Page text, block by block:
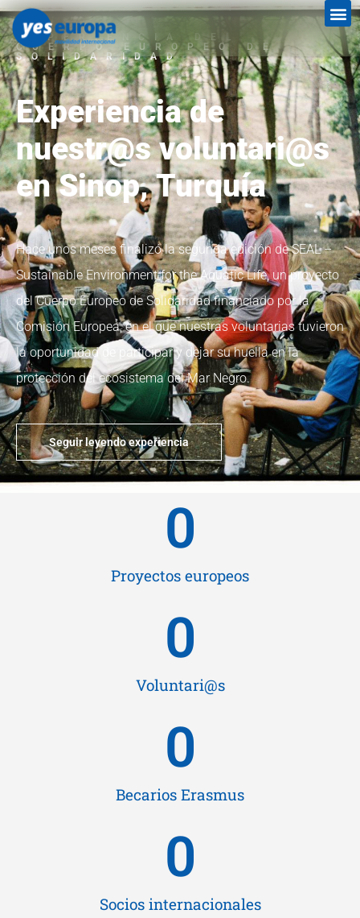
EXPERIENCIA DEL
CUERPO EUROPEO DE
SOLIDARIDAD
Experiencia de
nuestr@s voluntari@s
en Sinop, Turquía
Hace unos meses finalizó la segunda edición de SEAL –
Sustainable Environment for the Aquatic Life, un proyecto
del Cuerpo Europeo de Solidaridad financiado por la
Comisión Europea, en el que nuestras voluntarias tuvieron
la oportunidad de participar y dejar su huella en la
protección del ecosistema del Mar Negro.
Seguir leyendo experiencia
Proyectos europeos
0
Voluntari@s
0
Becarios Erasmus
0
Socios internacionales
0